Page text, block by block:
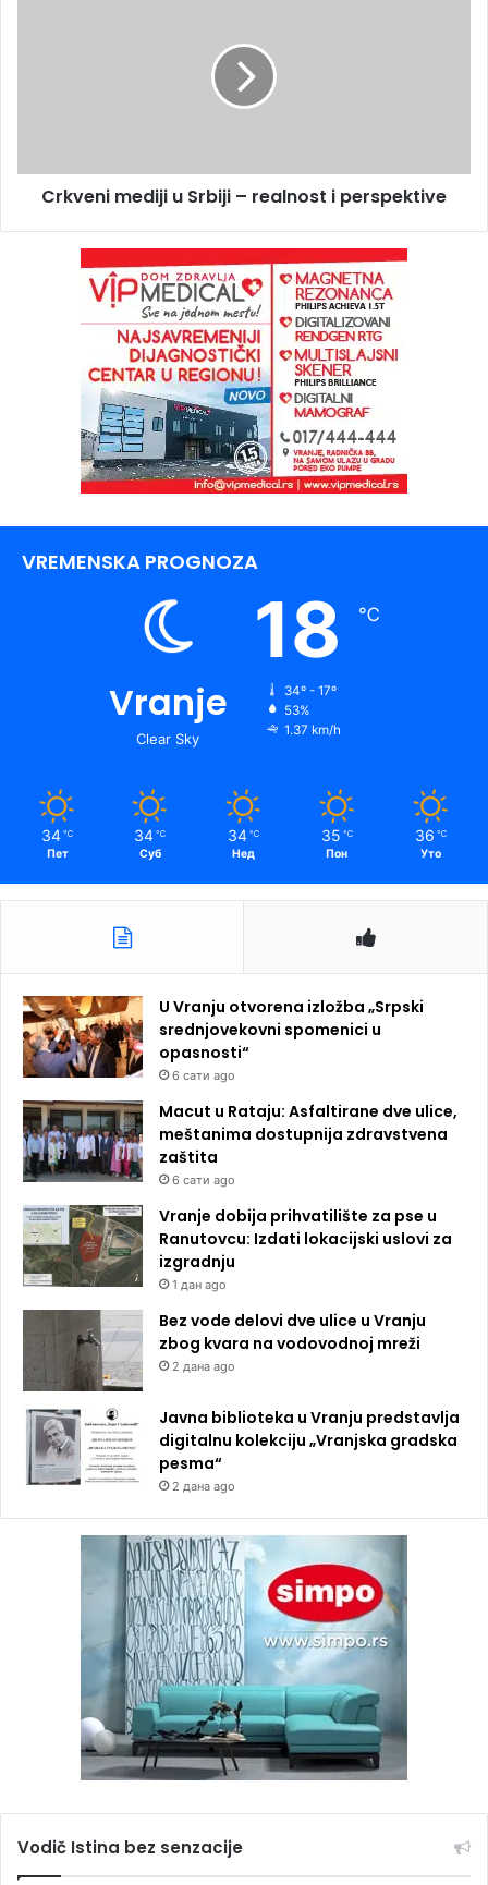
Crkveni mediji u Srbiji – realnost i perspektive
VREMENSKA PROGNOZA
Vranje
Clear Sky
18 ℃
34º - 17º
53%
1.37 km/h
34 ℃
Пет
34 ℃
Суб
34 ℃
Нед
35 ℃
Пон
36 ℃
Уто
U Vranju otvorena izložba „Srpski
srednjovekovni spomenici u
opasnosti“
6 сати ago
Macut u Rataju: Asfaltirane dve ulice,
meštanima dostupnija zdravstvena
zaštita
6 сати ago
Vranje dobija prihvatilište za pse u
Ranutovcu: Izdati lokacijski uslovi za
izgradnju
1 дан ago
Bez vode delovi dve ulice u Vranju
zbog kvara na vodovodnoj mreži
2 дана ago
Javna biblioteka u Vranju predstavlja
digitalnu kolekciju „Vranjska gradska
pesma“
2 дана ago
Vodič Istina bez senzacije